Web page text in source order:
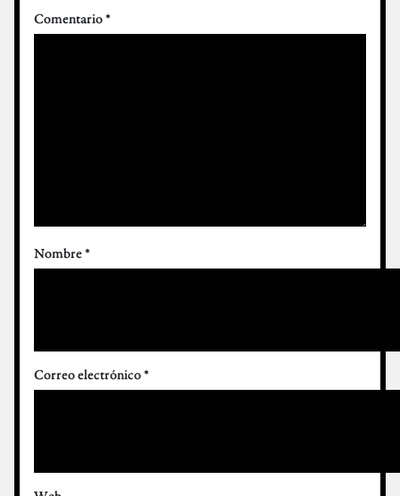
Comentario*
Nombre*
Correo electrónico*